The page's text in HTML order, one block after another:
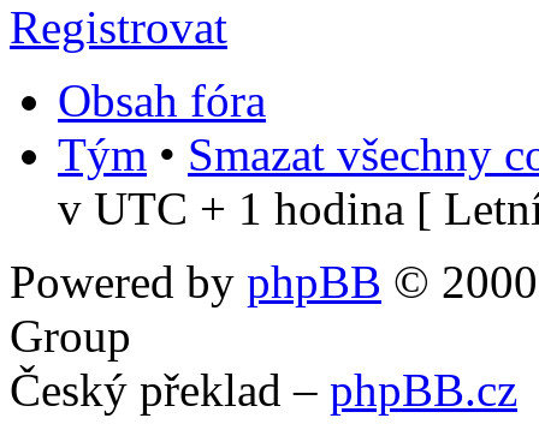
Registrovat
Obsah fóra
Tým • Smazat všechny
v UTC + 1 hodina [
Powered by phpBB ©
Group
Český překlad – phpBB.cz